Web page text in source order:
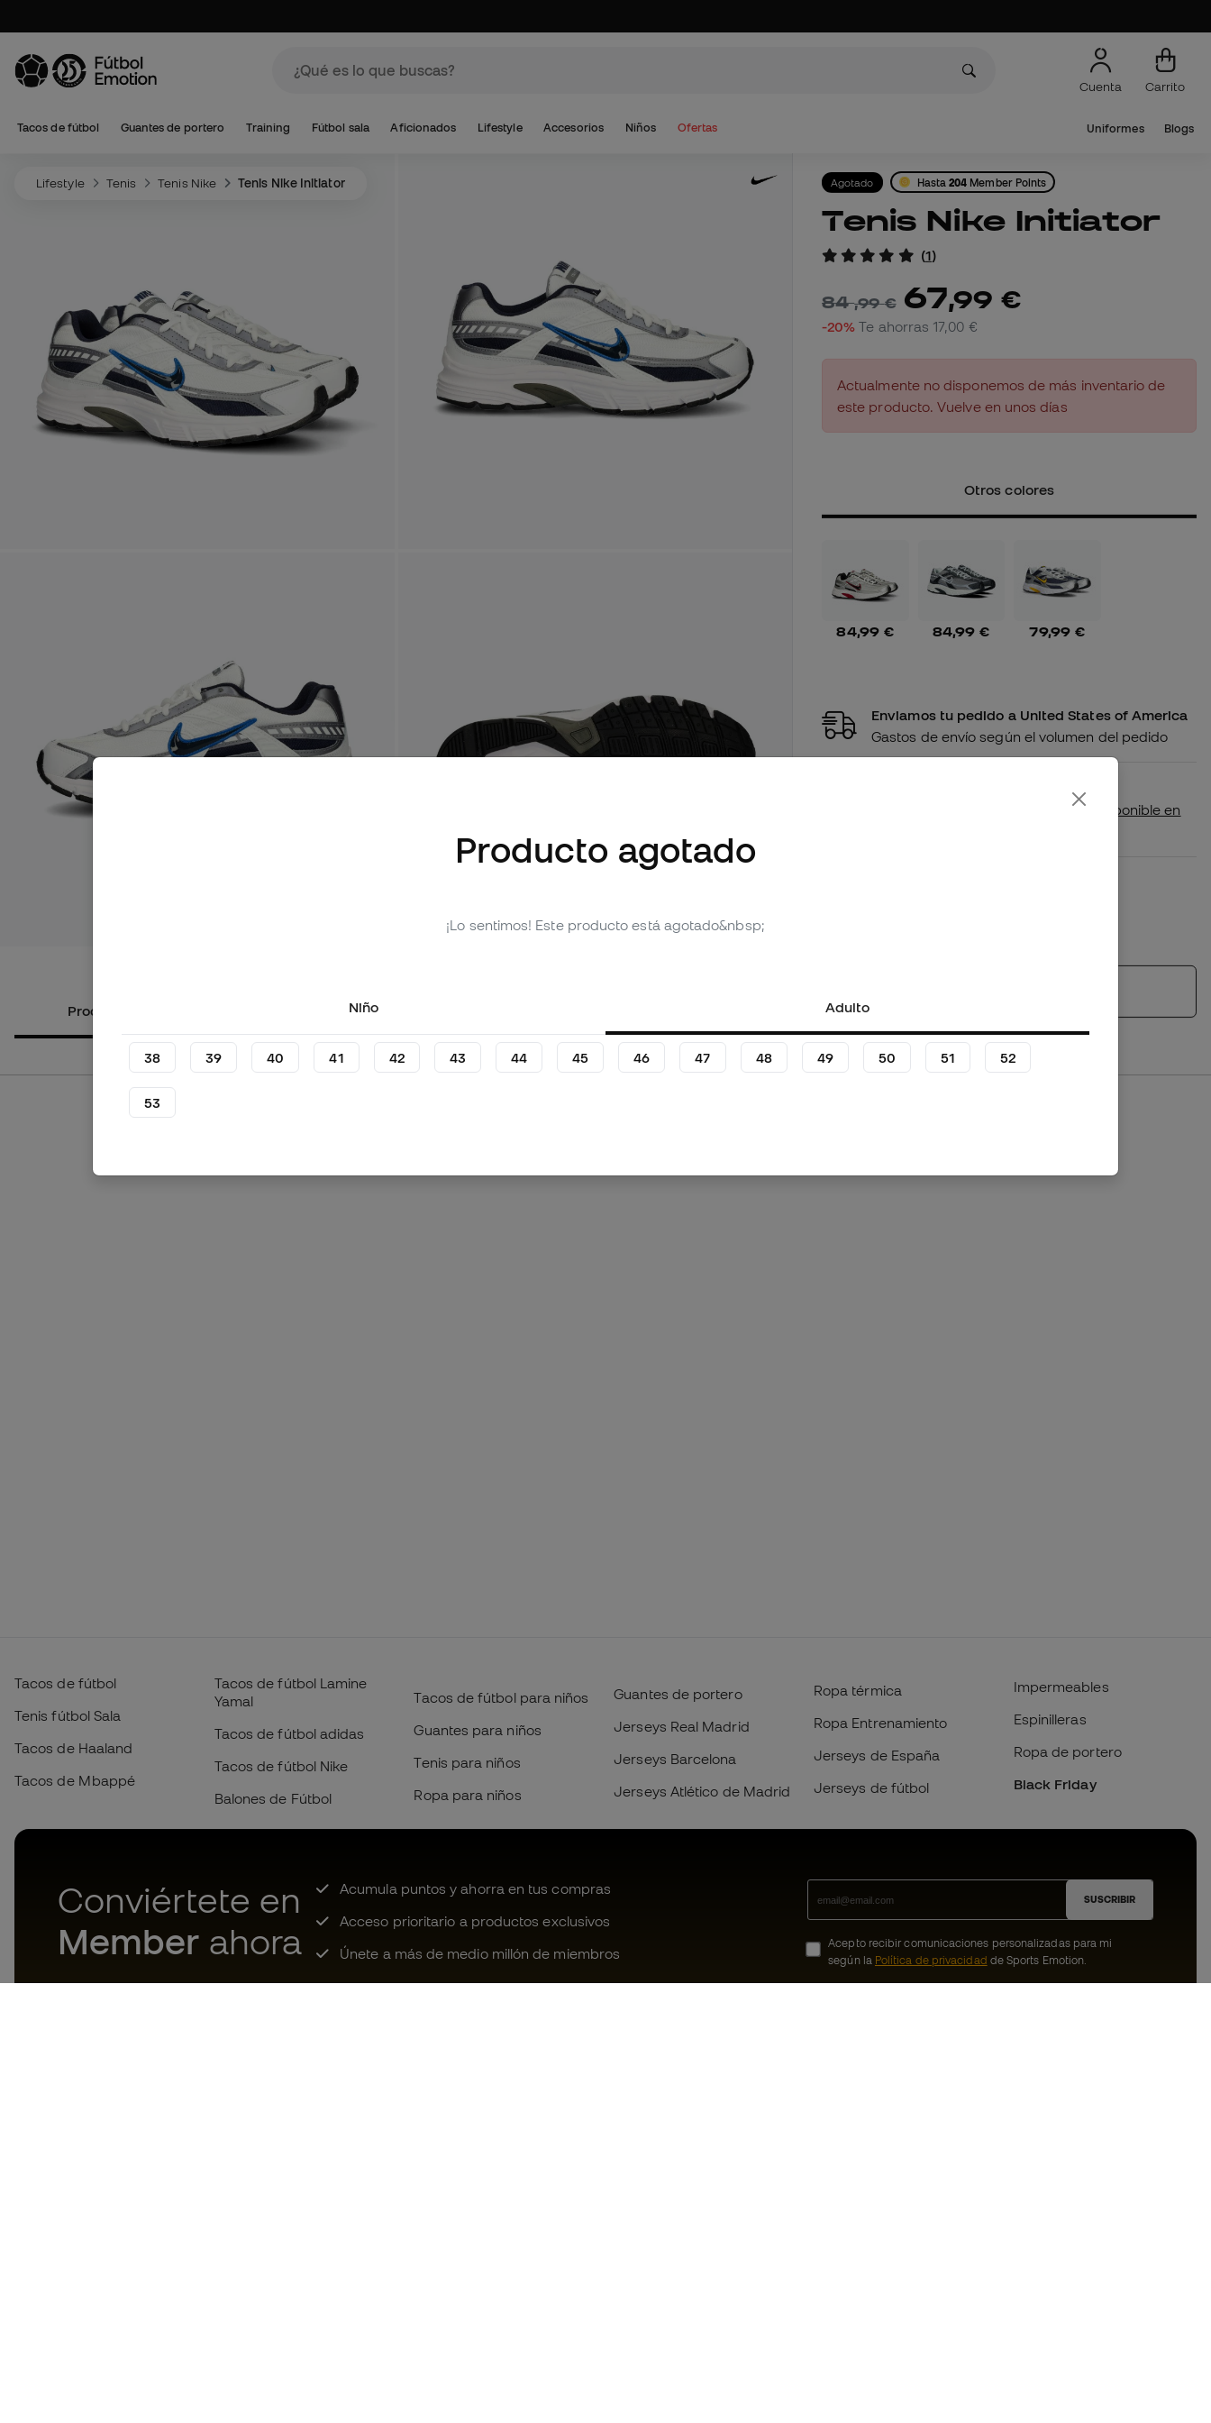
Cuenta Carrito
Tacos de fútbol Guantes de portero Training Fútbol sala Aficionados Lifestyle Accesorios Niños Ofertas Uniformes Blogs
Lifestyle Tenis Tenis Nike Tenis Nike Initiator
Productos alternativos Sobre el producto
Agotado Hasta204 Member Points
Tenis Nike Initiator
(1)
84,99 € 67,99 €
-20% Te ahorras 17,00 €
Actualmente no disponemos de más inventario de
este producto. Vuelve en unos días
Otros colores
84,99 € 84,99 € 79,99 €
Enviamos tu pedido a United States of America
Gastos de envío según el volumen del pedido
Comprueba si este producto está disponible en
Tacos de fútbol
Tenis fútbol Sala
Tacos de Haaland
Tacos de Mbappé
Tacos de fútbol Lamine
Yamal
Tacos de fútbol adidas
Tacos de fútbol Nike
Balones de Fútbol
Tacos de fútbol para niños
Guantes para niños
Tenis para niños
Ropa para niños
Guantes de portero
Jerseys Real Madrid
Jerseys Barcelona
Jerseys Atlético de Madrid
Ropa térmica
Ropa Entrenamiento
Jerseys de España
Jerseys de fútbol
Impermeables
Espinilleras
Ropa de portero
Black Friday
Conviértete en
Member ahora
Acumula puntos y ahorra en tus compras
Acceso prioritario a productos exclusivos
Únete a más de medio millón de miembros
SUSCRIBIR
Acepto recibir comunicaciones personalizadas para mi
según la Política de privacidad de Sports Emotion.
Producto agotado
¡Lo sentimos! Este producto está agotado&nbsp;
Niño Adulto
38 39 40 41 42 43 44 45 46 47 48 49 50 51 52
53